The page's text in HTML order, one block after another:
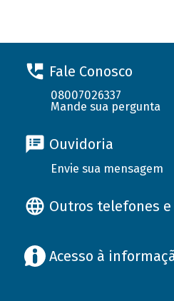
Fale Conosco
08007026337
Mande sua pergunta
Ouvidoria
Envie sua mensagem
Outros telefones e
Acesso à